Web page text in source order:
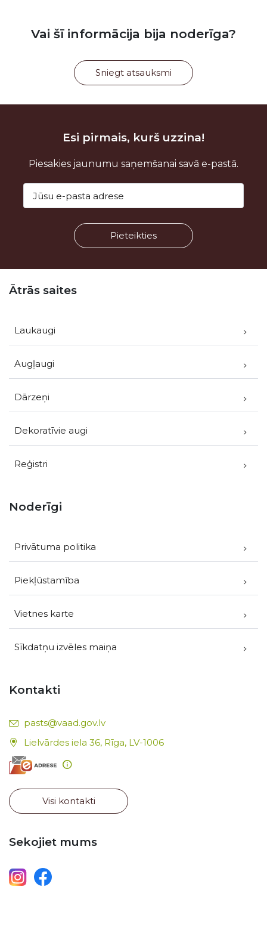
Vai šī informācija bija noderīga?
Sniegt atsauksmi
Esi pirmais, kurš uzzina!
Piesakies jaunumu saņemšanai savā e-pastā.
Ātrās saites
Laukaugi
Augļaugi
Dārzeņi
Dekoratīvie augi
Reģistri
Noderīgi
Privātuma politika
Piekļūstamība
Vietnes karte
Sīkdatņu izvēles maiņa
Kontakti
E-pasts:
pasts@vaad.gov.lv
Lielvārdes iela 36, Rīga, LV-1006
Visi kontakti
Sekojiet mums